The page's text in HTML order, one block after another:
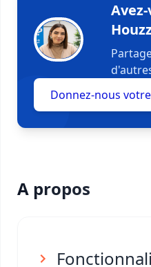
Donnez-nous
A propos